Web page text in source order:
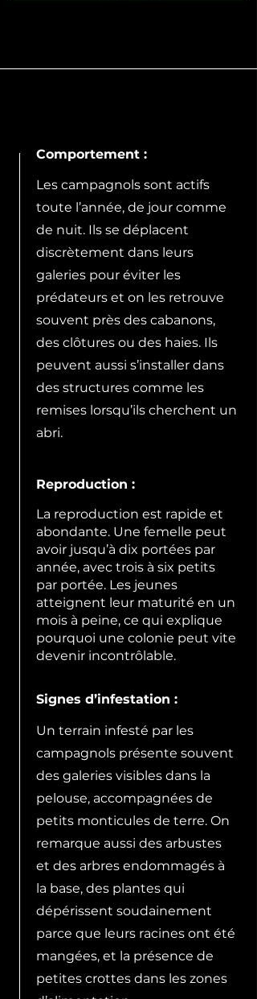
Comportement :
Les campagnols sont actifs
toute l’année, de jour comme
de nuit. Ils se déplacent
discrètement dans leurs
galeries pour éviter les
prédateurs et on les retrouve
souvent près des cabanons,
des clôtures ou des haies. Ils
peuvent aussi s’installer dans
des structures comme les
remises lorsqu’ils cherchent un
abri.
Reproduction :
La reproduction est rapide et
abondante. Une femelle peut
avoir jusqu’à dix portées par
année, avec trois à six petits
par portée. Les jeunes
atteignent leur maturité en un
mois à peine, ce qui explique
pourquoi une colonie peut vite
devenir incontrôlable.
Signes d’infestation :
Un terrain infesté par les
campagnols présente souvent
des galeries visibles dans la
pelouse, accompagnées de
petits monticules de terre. On
remarque aussi des arbustes
et des arbres endommagés à
la base, des plantes qui
dépérissent soudainement
parce que leurs racines ont été
mangées, et la présence de
petites crottes dans les zones